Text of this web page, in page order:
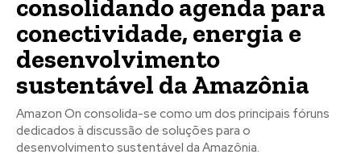
consolidando agenda para
conectividade, energia e
desenvolvimento
sustentável da Amazônia
Amazon On consolida-se como um dos principais fóruns
dedicados à discussão de soluções para o
desenvolvimento sustentável da Amazônia.